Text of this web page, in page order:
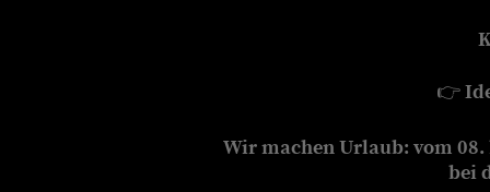
👉
Wir machen Urlaub: vom 08.
bei